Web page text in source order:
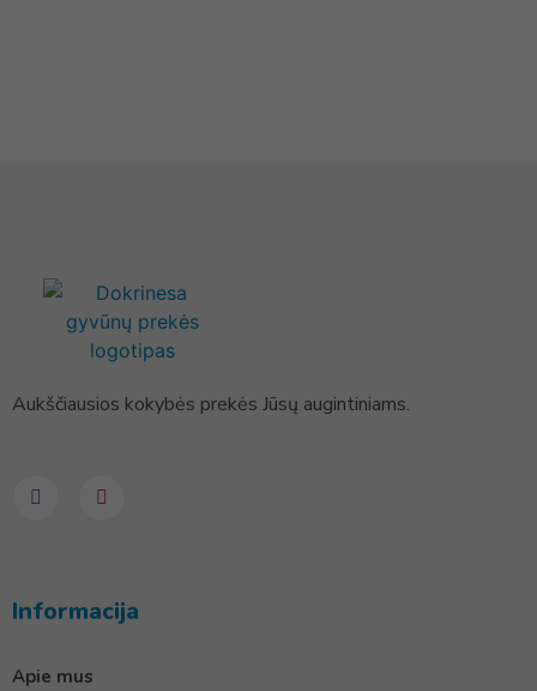
Aukščiausios kokybės prekės Jūsų augintiniams.
Informacija
Apie mus